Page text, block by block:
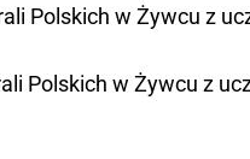
Polskich w Żywcu z
Polskich w Żywcu z